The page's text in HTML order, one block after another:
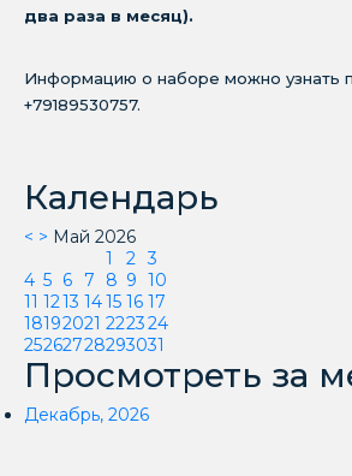
Календарь
< > Май 2026
1
2 3
4 5 6 7 8 9 10
11 1213 1415 16 17
18192021 222324
25262728293031
Просмотреть за
Декабрь, 2026
два раза в месяц).
Информацию о наборе можно узнать
+79189530757.